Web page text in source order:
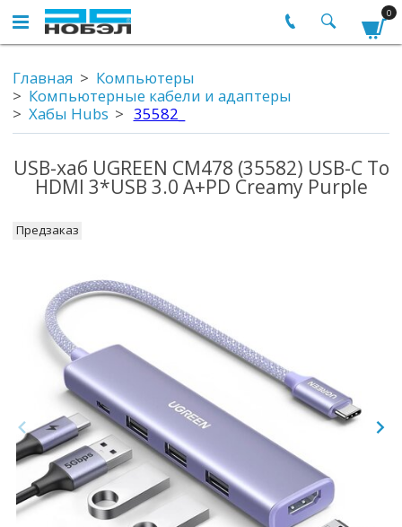
0
Главная
Компьютеры
Компьютерные кабели и адаптеры
Хабы Hubs
35582_
USB-хаб UGREEN CM478 (35582) USB-C To
HDMI 3*USB 3.0 A+PD Creamy Purple
Предзаказ